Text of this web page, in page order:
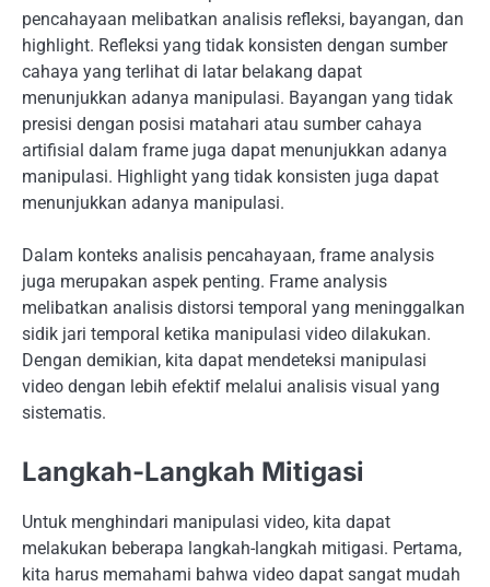
pencahayaan melibatkan analisis refleksi, bayangan, dan
highlight. Refleksi yang tidak konsisten dengan sumber
cahaya yang terlihat di latar belakang dapat
menunjukkan adanya manipulasi. Bayangan yang tidak
presisi dengan posisi matahari atau sumber cahaya
artifisial dalam frame juga dapat menunjukkan adanya
manipulasi. Highlight yang tidak konsisten juga dapat
menunjukkan adanya manipulasi.
Dalam konteks analisis pencahayaan, frame analysis
juga merupakan aspek penting. Frame analysis
melibatkan analisis distorsi temporal yang meninggalkan
sidik jari temporal ketika manipulasi video dilakukan.
Dengan demikian, kita dapat mendeteksi manipulasi
video dengan lebih efektif melalui analisis visual yang
sistematis.
Langkah-Langkah Mitigasi
Untuk menghindari manipulasi video, kita dapat
melakukan beberapa langkah-langkah mitigasi. Pertama,
kita harus memahami bahwa video dapat sangat mudah